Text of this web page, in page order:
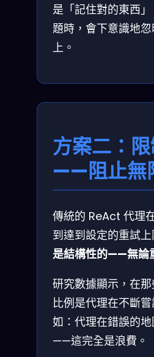
是「記住對的東西
題時，會下意識地
上。
方案二：
——阻止無
傳統的 ReAct 代理
到達到設定的重試上
是結構性的——無論
研究數據顯示，在
比例是代理在不斷
如：代理在錯誤的
——這完全是浪費。